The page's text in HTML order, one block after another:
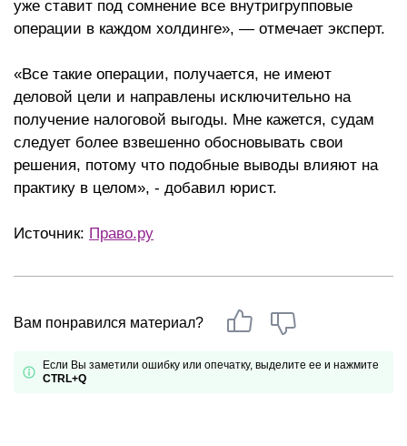
уже ставит под сомнение все внутригрупповые
операции в каждом холдинге», — отмечает эксперт.
«Все такие операции, получается, не имеют
деловой цели и направлены исключительно на
получение налоговой выгоды. Мне кажется, судам
следует более взвешенно обосновывать свои
решения, потому что подобные выводы влияют на
практику в целом», - добавил юрист.
Источник: Право.ру
Вам понравился материал?
Если Вы заметили ошибку или опечатку, выделите ее и нажмите
CTRL+Q